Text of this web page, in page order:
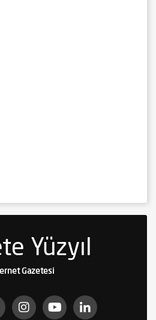
Yüzyıl
Gazetesi